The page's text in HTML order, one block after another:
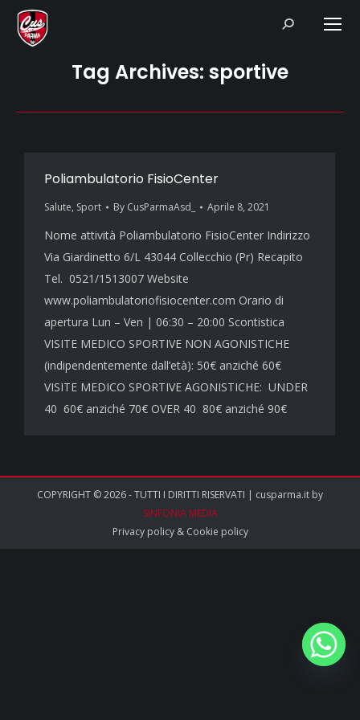
Search:
Tag Archives: sportive
Poliambulatorio FisioCenter
Salute, Sport By CusParmaAsd_ Aprile 8, 2021
Nome attività Poliambulatorio FisioCenter Indirizzo
Via Giardinetto 6/L 43044 Collecchio (Pr) Recapito
Tel. 0521/1513007 Website
www.poliambulatoriofisiocenter.com Orario di
apertura Lun – Ven | 06:30 – 20:00 Scontistica
VISITE MEDICO SPORTIVE NON AGONISTICHE
(indipendentemente dall’età): 50€ anziché 60€
VISITE MEDICO SPORTIVE AGONISTICHE: UNDER
40 60€ anziché 70€ OVER 40 80€ anziché 90€
COPYRIGHT © 2026 - TUTTI I DIRITTI RISERVATI | cusparma.it by
SINFONIA MEDIA
Privacy policy& Cookie policy